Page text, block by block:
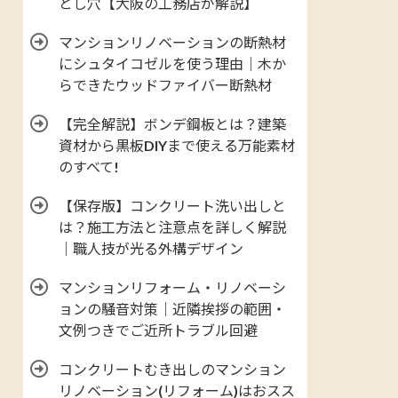
マンションリノベーションの断熱材
にシュタイコゼルを使う理由｜木か
らできたウッドファイバー断熱材
【完全解説】ボンデ鋼板とは？建築
資材から黒板DIYまで使える万能素材
のすべて!
【保存版】コンクリート洗い出しと
は？施工方法と注意点を詳しく解説
｜職人技が光る外構デザイン
マンションリフォーム・リノベーシ
ョンの騒音対策｜近隣挨拶の範囲・
文例つきでご近所トラブル回避
コンクリートむき出しのマンション
リノベーション(リフォーム)はおスス